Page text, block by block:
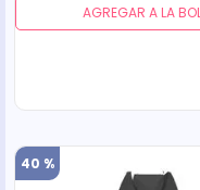
AGREGAR A LA
40 %